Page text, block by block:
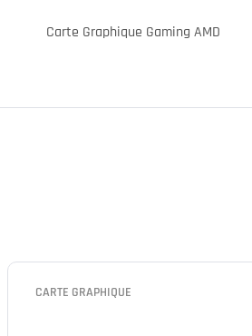
Carte Graphique Gaming AMD
CARTE GRAPHIQUE